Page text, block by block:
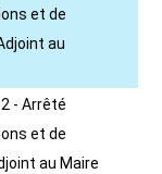
et de
au
- Arrêté
et de
au Maire